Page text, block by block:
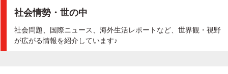
社会情勢・世の中
社会問題、国際ニュース、海外生活レポートなど、世界観・視野
が広がる情報を紹介しています♪